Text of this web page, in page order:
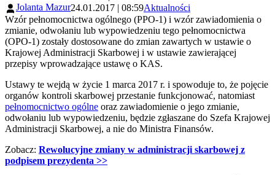
Jolanta Mazur24.01.2017 | 08:59Aktualności
Wzór pełnomocnictwa ogólnego (PPO-1) i wzór zawiadomienia o
zmianie, odwołaniu lub wypowiedzeniu tego pełnomocnictwa
(OPO-1) zostały dostosowane do zmian zawartych w ustawie o
Krajowej Administracji Skarbowej i w ustawie zawierającej
przepisy wprowadzające ustawę o KAS.
Ustawy te wejdą w życie 1 marca 2017 r. i spowoduje to, że pojęcie
organów kontroli skarbowej przestanie funkcjonować, natomiast
pełnomocnictwo ogólne oraz zawiadomienie o jego zmianie,
odwołaniu lub wypowiedzeniu, będzie zgłaszane do Szefa Krajowej
Administracji Skarbowej, a nie do Ministra Finansów.
Zobacz: Rewolucyjne zmiany w administracji skarbowej z
podpisem prezydenta >>